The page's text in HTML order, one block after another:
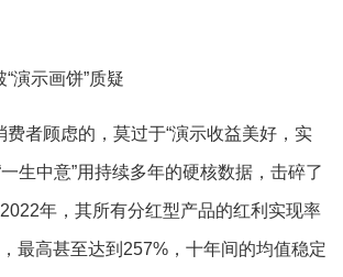
演示画饼”质疑
费者顾虑的，莫过于“演示收益美好，实
一生中意”用持续多年的硬核数据，击碎了
年，其所有分红型产品的红利实现率
最高甚至达到257%，十年间的均值稳定